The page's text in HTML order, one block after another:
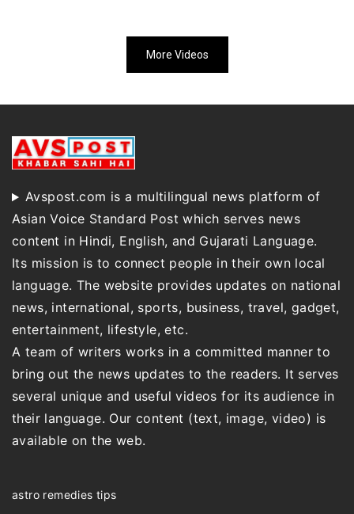
More Videos
Avspost.com is a multilingual news platform of
Asian Voice Standard Post which serves news
content in Hindi, English, and Gujarati Language.
Its mission is to connect people in their own local
language. The website provides updates on national
news, international, sports, business, travel, gadget,
entertainment, lifestyle, etc.
A team of writers works in a committed manner to
bring out the news updates to the readers. It serves
several unique and useful videos for its audience in
their language. Our content (text, image, video) is
available on the web.
astro remedies tips